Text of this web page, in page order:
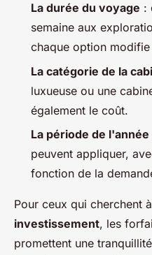
La durée du voyage :
semaine aux
chaque option
La catégorie de la
luxueuse ou une
également le coût.
La période de l'année
peuvent appliquer,
fonction de la
Pour ceux qui cherchent à
investissement, les
promettent une